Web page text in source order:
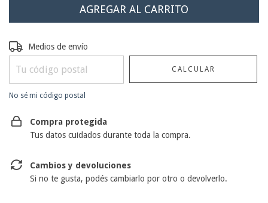
Entregas para el CP:
Medios de envío
CALCULAR
No sé mi código postal
Compra protegida
Tus datos cuidados durante toda la compra.
Cambios y devoluciones
Si no te gusta, podés cambiarlo por otro o devolverlo.